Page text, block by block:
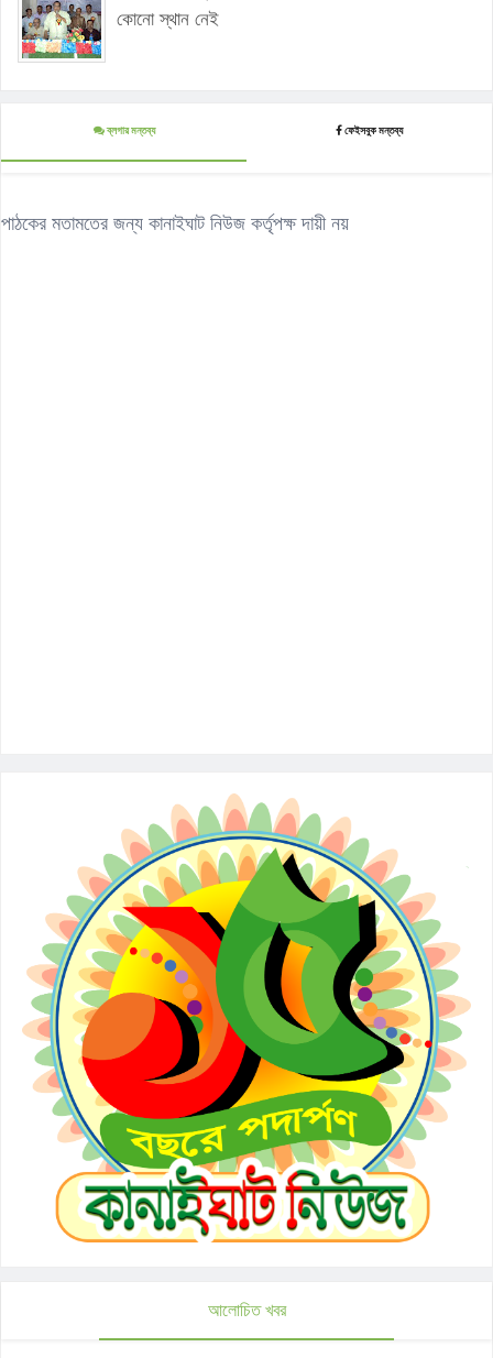
কোনো স্থান নেই
ব্লগার মন্তব্য ফেইসবুক মন্তব্য
পাঠকের মতামতের জন্য কানাইঘাট নিউজ কর্তৃপক্ষ দায়ী নয়
আলোচিত খবর